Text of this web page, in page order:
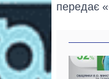
передає